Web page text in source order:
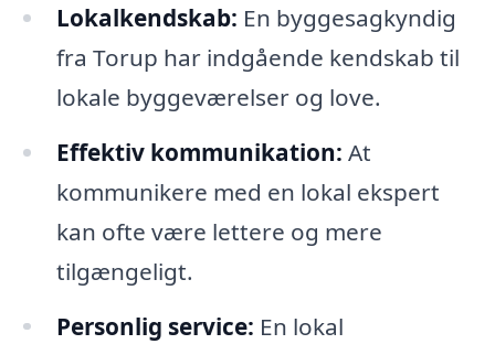
Lokalkendskab: En byggesagkyndig
fra Torup har indgående kendskab til
lokale byggeværelser og love.
Effektiv kommunikation: At
kommunikere med en lokal ekspert
kan ofte være lettere og mere
tilgængeligt.
Personlig service: En lokal